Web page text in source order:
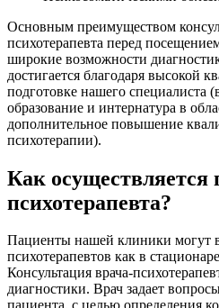
Основным преимуществом
психотерапевта перед
широкие возможности
достигается благодаря высокой
подготовке нашего специалиста
образование и интернатура в
дополнительное повышение
психотерапии).
Как осуществляется
психотерапевта?
Пациенты нашей клиники могут
психотерапевтов как в
Консультация врача-
диагностики. Врач задает